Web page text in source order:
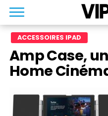
ACCESSOIRES IPAD
Amp Case,
Home